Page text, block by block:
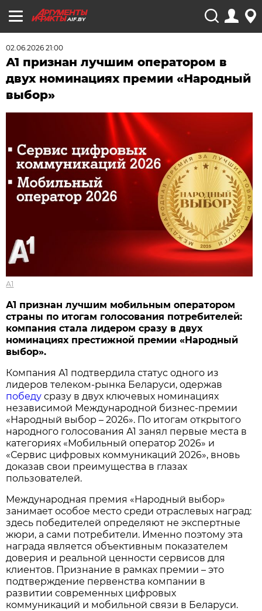
AIF.BY
02.06.2026 21:00
А1 признан лучшим оператором в
двух номинациях премии «Народный
выбор»
А1
А1 признан лучшим мобильным оператором
страны по итогам голосования потребителей:
компания стала лидером сразу в двух
номинациях престижной премии «Народный
выбор».
Компания А1 подтвердила статус одного из
лидеров телеком-рынка Беларуси, одержав
победу сразу в двух ключевых номинациях
независимой Международной бизнес-премии
«Народный выбор – 2026». По итогам открытого
народного голосования А1 занял первые места в
категориях «Мобильный оператор 2026» и
«Сервис цифровых коммуникаций 2026», вновь
доказав свои преимущества в глазах
пользователей.
Международная премия «Народный выбор»
занимает особое место среди отраслевых наград:
здесь победителей определяют не экспертные
жюри, а сами потребители. Именно поэтому эта
награда является объективным показателем
доверия и реальной ценности сервисов для
клиентов. Признание в рамках премии – это
подтверждение первенства компании в
развитии современных цифровых
коммуникаций и мобильной связи в Беларуси.